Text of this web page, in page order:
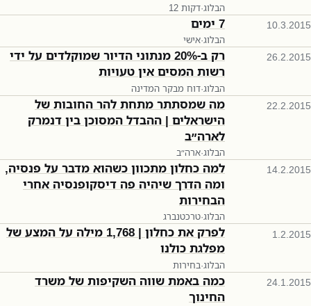
הבלוג·12 דקות
10.3.2015 7 ימים
הבלוג·אישי
26.2.2015
רק ב-20% מנתוני הדיור שמוקלדים על ידי
רשות המסים אין טעויות
הבלוג·דוח מבקר המדינה
22.2.2015
מה שמסתתר מתחת להר החובות של
הישראלים | ההבדל המסוכן בין דנמרק
לארה״ב
הבלוג·ארה״ב
14.2.2015
למה כחלון מתכוון כשהוא מדבר על פנסיה,
ומה הדרך שיהיה פה דיסקופנסיה אחרי
הבחירות
הבלוג·טרכטנברג
1.2.2015
לפרק את כחלון | 1,768 מילה על המצע של
מפלגת כולנו
הבלוג·בחירות
24.1.2015
כמה באמת שווה השקיפות של משרד
החינוך